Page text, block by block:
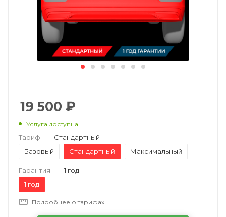
19 500 ₽
Услуга доступна
Тариф — Стандартный
Базовый
Стандартный Максимальный
Гарантия — 1 год
1 год
Подробнее о тарифах